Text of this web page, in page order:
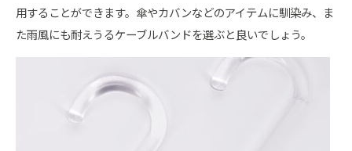
用することができます。傘やカバンなどのアイテムに馴染み、ま
た雨風にも耐えうるケーブルバンドを選ぶと良いでしょう。